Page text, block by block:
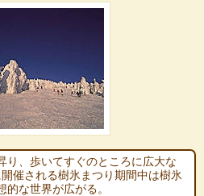
り、歩いてすぐのところに広大な
催される樹氷まつり期間中は樹氷
な世界が広がる。